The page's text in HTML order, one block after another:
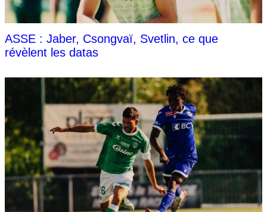
ASSE : Jaber, Csongvaï, Svetlin, ce que
révèlent les datas